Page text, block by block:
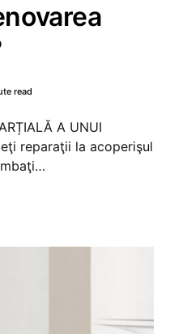
read
A UNUI
reparaţii la acoperişul